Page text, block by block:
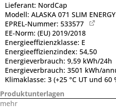
Lieferant: NordCap
Modell: ALASKA 071 SLIM
EPREL-Nummer: 533577
EE-Norm: (EU) 2019/2018
Energieeffizienzklasse: E
Energieeffizienzindex: 54,50
Energieverbrauch: 9,59 kWh/24h
Energieverbrauch: 3501 kWh/
Klimaklasse: 3 (+25 °C UT und 60
Produktunterlagen
mehr